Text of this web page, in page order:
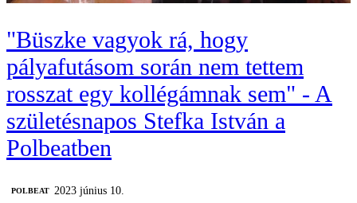
"Büszke vagyok rá, hogy
pályafutásom során nem tettem
rosszat egy kollégámnak sem" - A
születésnapos Stefka István a
Polbeatben
‎POLBEAT
2023 június 10.